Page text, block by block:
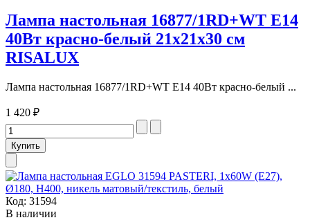
Лампа настольная 16877/1RD+WT E14
40Вт красно-белый 21х21х30 см
RISALUX
Лампа настольная 16877/1RD+WT E14 40Вт красно-белый ...
1 420 ₽
Код: 31594
В наличии